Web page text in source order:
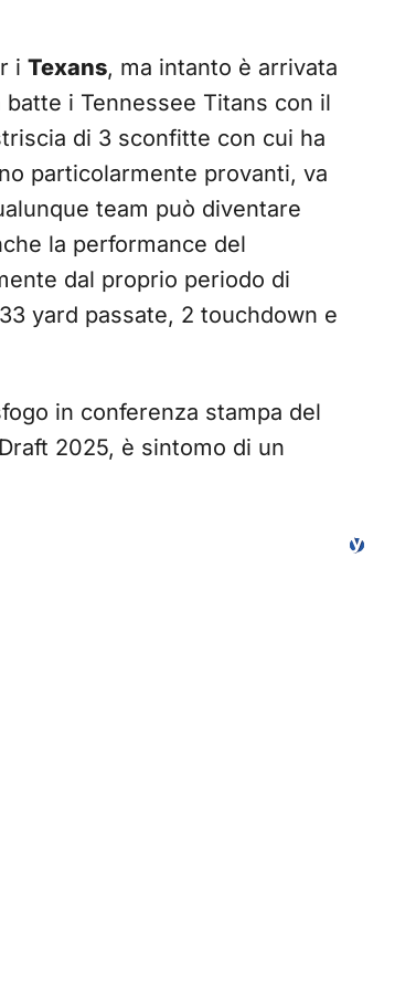
i Texans, ma intanto è arrivata
i Tennessee Titans con il
di 3 sconfitte con cui ha
particolarmente provanti, va
team può diventare
la performance del
dal proprio periodo di
yard passate, 2 touchdown e
in conferenza stampa del
2025, è sintomo di un